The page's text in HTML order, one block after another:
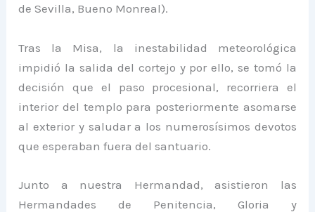
de Sevilla, Bueno Monreal).
Tras la Misa, la inestabilidad meteorológica
impidió la salida del cortejo y por ello, se tomó la
decisión que el paso procesional, recorriera el
interior del templo para posteriormente asomarse
al exterior y saludar a los numerosísimos devotos
que esperaban fuera del santuario.
Junto a nuestra Hermandad, asistieron las
Hermandades de Penitencia, Gloria y